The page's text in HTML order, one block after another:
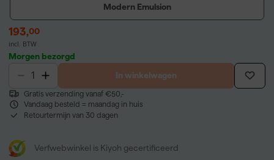
Modern Emulsion
193,00
incl. BTW
Morgen bezorgd
In winkelwagen
Gratis verzending vanaf €50,-
Vandaag besteld = maandag in huis
Retourtermijn van 30 dagen
Verfwebwinkel is Kiyoh gecertificeerd